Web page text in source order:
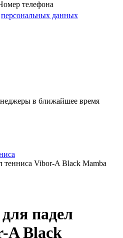
телефона
персональных данных
в ближайшее время
тенниса Vibor-A Black Mamba
падел
A Black